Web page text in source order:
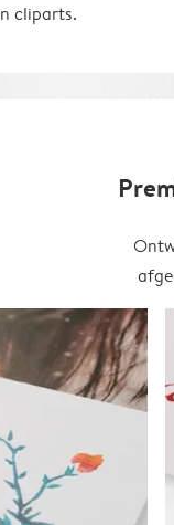
cliparts.